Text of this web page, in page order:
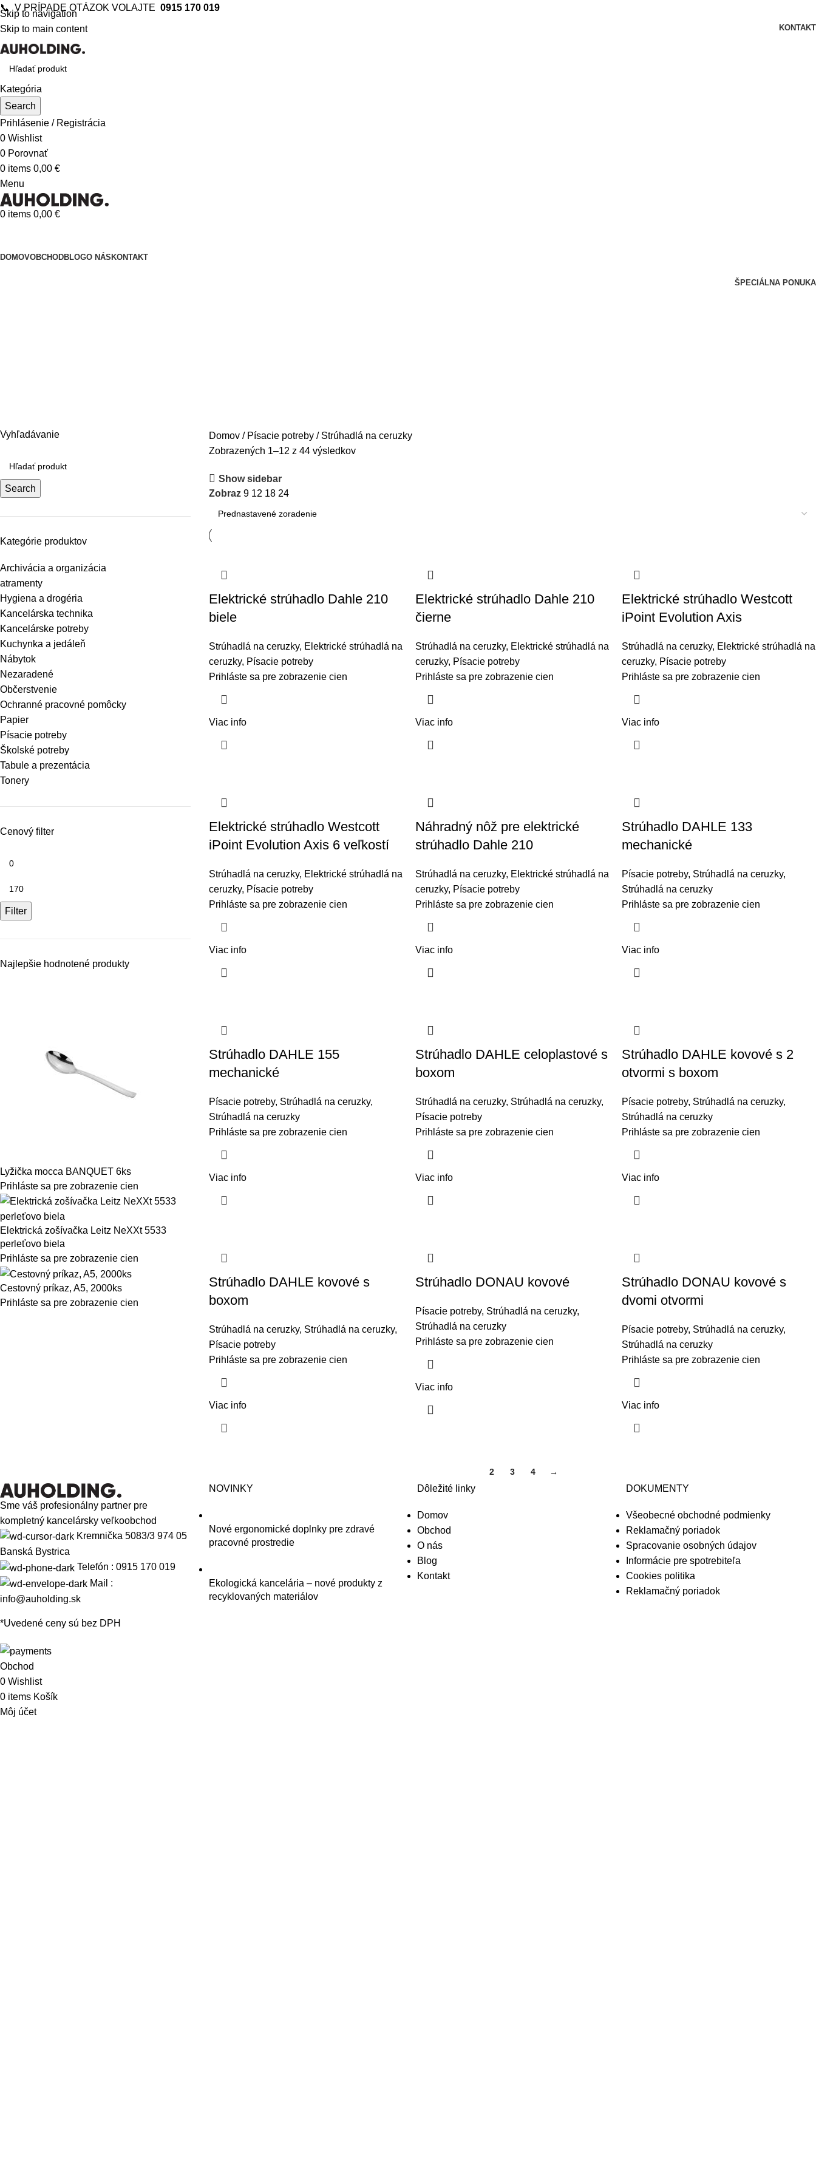
Skip to navigation
Skip to main content
📞 V PRÍPADE OTÁZOK VOLAJTE 0915 170 019
KONTAKT
Kategória
Search
Prihlásenie / Registrácia
0 Wishlist
0 Porovnať
0 items 0,00 €
Menu
0 items 0,00 €
DOMOVOBCHODBLOGO NÁS KONTAKT
ŠPECIÁLNA PONUKA
Vyhľadávanie
Search
Kategórie produktov
Archivácia a organizácia
atramenty
Hygiena a drogéria
Kancelárska technika
Kancelárske potreby
Kuchynka a jedáleň
Nábytok
Nezaradené
Občerstvenie
Ochranné pracovné pomôcky
Papier
Písacie potreby
Školské potreby
Tabule a prezentácia
Tonery
Cenový filter
Filter
Najlepšie hodnotené produkty
Lyžička mocca BANQUET 6ks
Prihláste sa pre zobrazenie cien
Elektrická zošívačka Leitz NeXXt 5533
perleťovo biela
Prihláste sa pre zobrazenie cien
Cestovný príkaz, A5, 2000ks
Prihláste sa pre zobrazenie cien
Domov Písacie potreby
Strúhadlá na ceruzky
Zobrazených 1–12 z 44 výsledkov
Show sidebar
Zobraz 9 12 18 24
Elektrické strúhadlo Dahle 210
biele
Strúhadlá na ceruzky, Elektrické strúhadlá na
ceruzky, Písacie potreby
Prihláste sa pre zobrazenie cien
Viac info
Elektrické strúhadlo Dahle 210
čierne
Strúhadlá na ceruzky, Elektrické strúhadlá na
ceruzky, Písacie potreby
Prihláste sa pre zobrazenie cien
Viac info
Elektrické strúhadlo Westcott
iPoint Evolution Axis
Strúhadlá na ceruzky, Elektrické strúhadlá na
ceruzky, Písacie potreby
Prihláste sa pre zobrazenie cien
Viac info
Elektrické strúhadlo Westcott
iPoint Evolution Axis 6 veľkostí
Strúhadlá na ceruzky, Elektrické strúhadlá na
ceruzky, Písacie potreby
Prihláste sa pre zobrazenie cien
Viac info
Náhradný nôž pre elektrické
strúhadlo Dahle 210
Strúhadlá na ceruzky, Elektrické strúhadlá na
ceruzky, Písacie potreby
Prihláste sa pre zobrazenie cien
Viac info
Strúhadlo DAHLE 133
mechanické
Písacie potreby, Strúhadlá na ceruzky,
Strúhadlá na ceruzky
Prihláste sa pre zobrazenie cien
Viac info
Strúhadlo DAHLE 155
mechanické
Písacie potreby, Strúhadlá na ceruzky,
Strúhadlá na ceruzky
Prihláste sa pre zobrazenie cien
Viac info
Strúhadlo DAHLE celoplastové s
boxom
Strúhadlá na ceruzky, Strúhadlá na ceruzky,
Písacie potreby
Prihláste sa pre zobrazenie cien
Viac info
Strúhadlo DAHLE kovové s 2
otvormi s boxom
Písacie potreby, Strúhadlá na ceruzky,
Strúhadlá na ceruzky
Prihláste sa pre zobrazenie cien
Viac info
Strúhadlo DAHLE kovové s
boxom
Strúhadlá na ceruzky, Strúhadlá na ceruzky,
Písacie potreby
Prihláste sa pre zobrazenie cien
Viac info
Strúhadlo DONAU kovové
Písacie potreby, Strúhadlá na ceruzky,
Strúhadlá na ceruzky
Prihláste sa pre zobrazenie cien
Viac info
Strúhadlo DONAU kovové s
dvomi otvormi
Písacie potreby, Strúhadlá na ceruzky,
Strúhadlá na ceruzky
Prihláste sa pre zobrazenie cien
Viac info
2 3 4 →
Sme váš profesionálny partner pre
kompletný kancelársky veľkoobchod
Kremnička 5083/3 974 05
Banská Bystrica
Telefón : 0915 170 019
Mail :
info@auholding.sk
NOVINKY
Nové ergonomické doplnky pre zdravé
pracovné prostredie
Ekologická kancelária – nové produkty z
recyklovaných materiálov
Dôležité linky
Domov
Obchod
O nás
Blog
Kontakt
DOKUMENTY
Všeobecné obchodné podmienky
Reklamačný poriadok
Spracovanie osobných údajov
Informácie pre spotrebiteľa
Cookies politika
Reklamačný poriadok
*Uvedené ceny sú bez DPH
Obchod
0 Wishlist
0 items Košík
Môj účet